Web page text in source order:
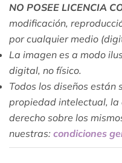
NO POSEE LICENCIA
modificación,
por cualquier medio
La imagen es a modo
digital, no físico.
Todos los diseños están
propiedad intelectual, la
derecho sobre los
nuestras: condiciones